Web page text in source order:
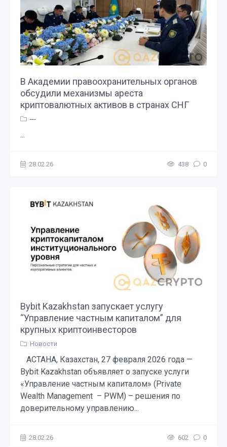
В Академии правоохранительных органов
обсудили механизмы ареста
криптовалютных активов в странах СНГ
---
...
28.02.26 438 0
Bybit Kazakhstan запускает услугу
“Управление частным капиталом” для
крупных криптоинвесторов
Новости
АСТАНА, Казахстан, 27 февраля 2026 года —
Bybit Kazakhstan объявляет о запуске услуги
«Управление частным капиталом» (Private
Wealth Management – PWM) – решения по
доверительному управлению...
28.02.26 602 0